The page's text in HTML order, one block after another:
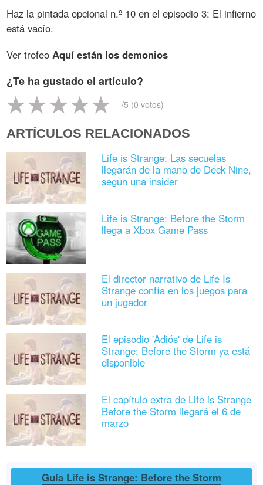
Haz la pintada opcional n.º 10 en el episodio 3: El infierno
está vacío.
Ver trofeoAquí están los demonios
¿Te ha gustado el artículo?
-/5 (0 votos)
ARTÍCULOS RELACIONADOS
Life is Strange: Las secuelas
llegarán de la mano de Deck Nine,
según una insider
Life is Strange: Before the Storm
llega a Xbox Game Pass
El director narrativo de Life Is
Strange confía en los juegos para
un jugador
El episodio 'Adiós' de Life is
Strange: Before the Storm ya está
disponible
El capítulo extra de Life is Strange
Before the Storm llegará el 6 de
marzo
Guía Life is Strange: Before the Storm